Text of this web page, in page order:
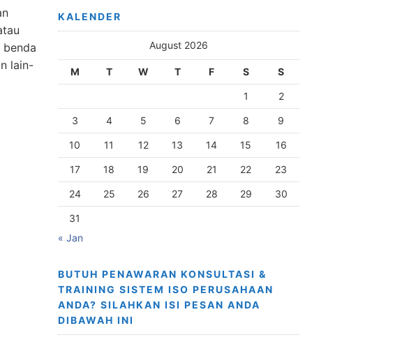
lain-
KALENDER
August 2026
M T W T F S S
1 2
3 4 5 6 7 8 9
10 11 12 13 14 15 16
17 18 19 20 21 22 23
24 25 26 27 28 29 30
31
« Jan
BUTUH PENAWARAN KONSULTASI &
TRAINING SISTEM ISO PERUSAHAAN
ANDA? SILAHKAN ISI PESAN ANDA
DIBAWAH INI